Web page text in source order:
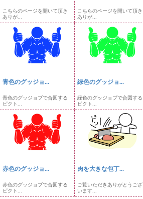
こちらのページを開いて頂き
ありが...
こちらのページを開いて頂き
ありが...
青色のグッジョ...
青色のグッジョブで合図する
ピクト...
緑色のグッジョ...
緑色のグッジョブで合図する
ピクト...
赤色のグッジョ...
赤色のグッジョブで合図する
ピクト...
肉を大きな包丁...
ご覧いただきありがとうござ
います...